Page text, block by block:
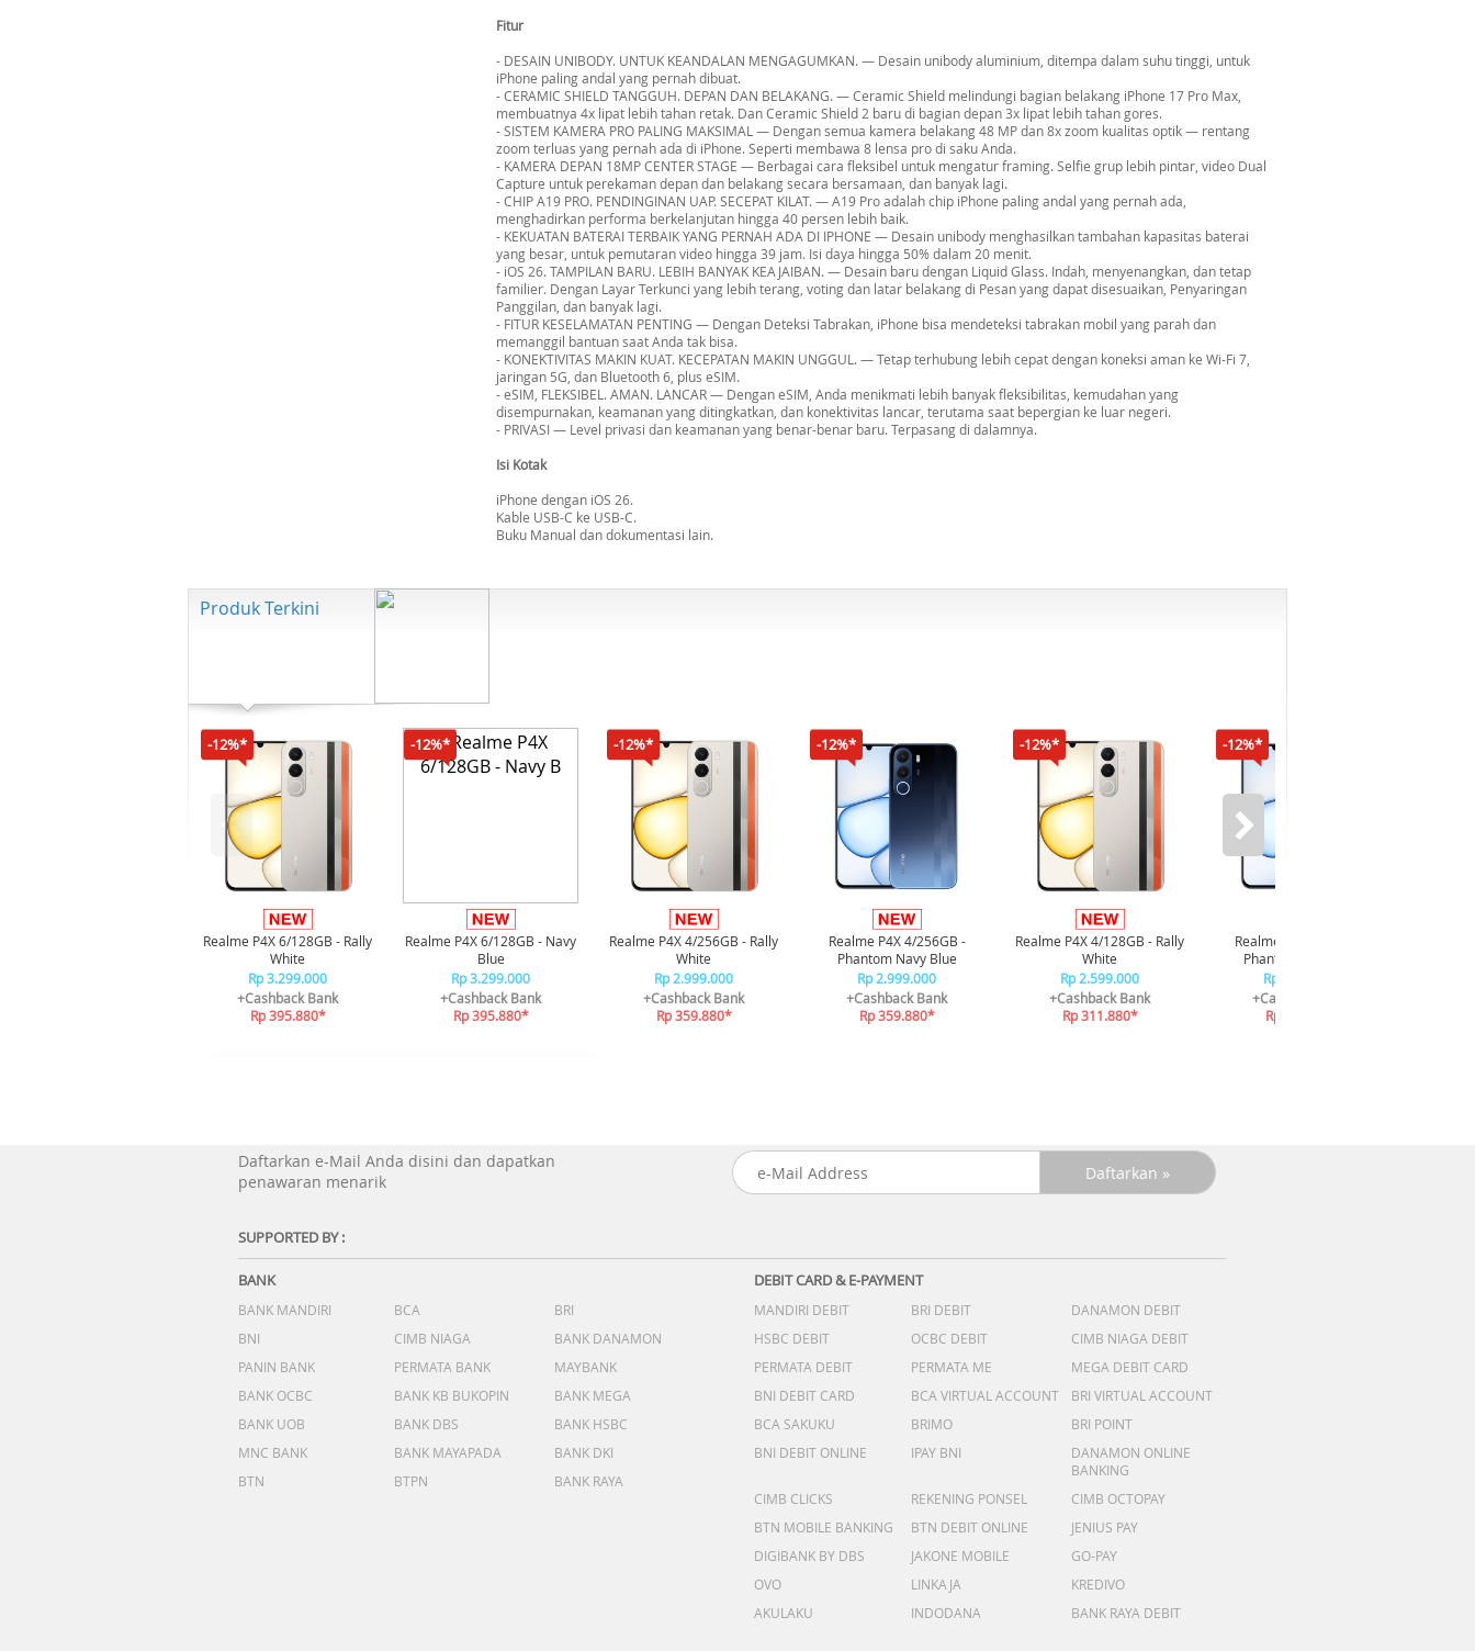
Fitur
- DESAIN UNIBODY. UNTUK KEANDALAN MENGAGUMKAN. — Desain unibody aluminium, ditempa dalam suhu tinggi, untuk
iPhone paling andal yang pernah dibuat.
- CERAMIC SHIELD TANGGUH. DEPAN DAN BELAKANG. — Ceramic Shield melindungi bagian belakang iPhone 17 Pro Max,
membuatnya 4x lipat lebih tahan retak. Dan Ceramic Shield 2 baru di bagian depan 3x lipat lebih tahan gores.
- SISTEM KAMERA PRO PALING MAKSIMAL — Dengan semua kamera belakang 48 MP dan 8x zoom kualitas optik — rentang
zoom terluas yang pernah ada di iPhone. Seperti membawa 8 lensa pro di saku Anda.
- KAMERA DEPAN 18MP CENTER STAGE — Berbagai cara fleksibel untuk mengatur framing. Selfie grup lebih pintar, video Dual
Capture untuk perekaman depan dan belakang secara bersamaan, dan banyak lagi.
- CHIP A19 PRO. PENDINGINAN UAP. SECEPAT KILAT. — A19 Pro adalah chip iPhone paling andal yang pernah ada,
menghadirkan performa berkelanjutan hingga 40 persen lebih baik.
- KEKUATAN BATERAI TERBAIK YANG PERNAH ADA DI IPHONE — Desain unibody menghasilkan tambahan kapasitas baterai
yang besar, untuk pemutaran video hingga 39 jam. Isi daya hingga 50% dalam 20 menit.
- iOS 26. TAMPILAN BARU. LEBIH BANYAK KEAJAIBAN. — Desain baru dengan Liquid Glass. Indah, menyenangkan, dan tetap
familier. Dengan Layar Terkunci yang lebih terang, voting dan latar belakang di Pesan yang dapat disesuaikan, Penyaringan
Panggilan, dan banyak lagi.
- FITUR KESELAMATAN PENTING — Dengan Deteksi Tabrakan, iPhone bisa mendeteksi tabrakan mobil yang parah dan
memanggil bantuan saat Anda tak bisa.
- KONEKTIVITAS MAKIN KUAT. KECEPATAN MAKIN UNGGUL. — Tetap terhubung lebih cepat dengan koneksi aman ke Wi-Fi 7,
jaringan 5G, dan Bluetooth 6, plus eSIM.
- eSIM, FLEKSIBEL. AMAN. LANCAR — Dengan eSIM, Anda menikmati lebih banyak fleksibilitas, kemudahan yang
disempurnakan, keamanan yang ditingkatkan, dan konektivitas lancar, terutama saat bepergian ke luar negeri.
- PRIVASI — Level privasi dan keamanan yang benar-benar baru. Terpasang di dalamnya.
Isi Kotak
iPhone dengan iOS 26.
Kable USB-C ke USB-C.
Buku Manual dan dokumentasi lain.
Produk Terkini
-12%*
Realme P4X 6/128GB - Rally
White
Rp 3.299.000
+Cashback Bank
Rp 395.880*
-12%*
Realme P4X 6/128GB - Navy
Blue
Rp 3.299.000
+Cashback Bank
Rp 395.880*
-12%*
Realme P4X 4/256GB - Rally
White
Rp 2.999.000
+Cashback Bank
Rp 359.880*
-12%*
Realme P4X 4/256GB -
Phantom Navy Blue
Rp 2.999.000
+Cashback Bank
Rp 359.880*
-12%*
Realme P4X 4/128GB - Rally
White
Rp 2.599.000
+Cashback Bank
Rp 311.880*
-12%*
Realme P4X 4/128GB -
Phantom Navy Blue
Rp 2.599.000
+Cashback Bank
Rp 311.880*
Daftarkan e-Mail Anda disini dan dapatkan
penawaran menarik
SUPPORTED BY :
BANK
BANK MANDIRI BCA
BRI
BNI
CIMB NIAGA
BANK DANAMON
PANIN BANK
PERMATA BANK
MAYBANK
BANK OCBC
BANK KB BUKOPIN
BANK MEGA
BANK UOB
BANK DBS
BANK HSBC
MNC BANK
BANK MAYAPADA
BANK DKI
BTN
BTPN BANK RAYA
DEBIT CARD & E-PAYMENT
MANDIRI DEBIT BRI DEBIT
DANAMON DEBIT
HSBC DEBIT
OCBC DEBIT
CIMB NIAGA DEBIT
PERMATA DEBIT
PERMATA ME
MEGA DEBIT CARD
BNI DEBIT CARD
BCA VIRTUAL ACCOUNT
BRI VIRTUAL ACCOUNT
BCA SAKUKU
BRIMO
BRI POINT
BNI DEBIT ONLINE
IPAY BNI
DANAMON ONLINE
BANKING
CIMB CLICKS
REKENING PONSEL
CIMB OCTOPAY
BTN MOBILE BANKING
BTN DEBIT ONLINE
JENIUS PAY
DIGIBANK BY DBS
JAKONE MOBILE
GO-PAY
OVO
LINKAJA
KREDIVO
AKULAKU
INDODANA BANK RAYA DEBIT